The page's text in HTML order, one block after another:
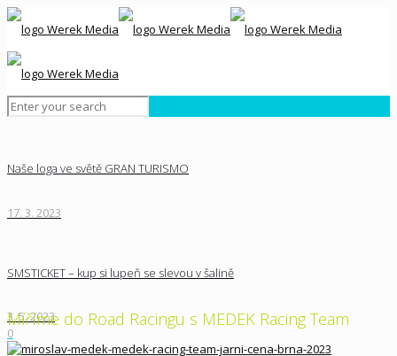
Naše loga ve světě GRAN TURISMO
17. 3. 2023
SMSTICKET – kup si lupeň se slevou v šalině
3. 5. 2023
0
Míříme do Road Racingu s MEDEK Racing Team